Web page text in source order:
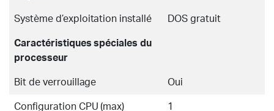
Système d’exploitation installé DOS gratuit
Caractéristiques spéciales du
processeur
Bit de verrouillage Oui
Configuration CPU (max) 1